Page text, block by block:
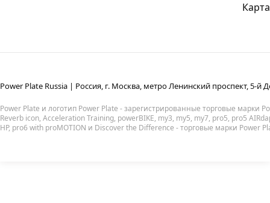
Power Plate Russia | Россия, г. Москва, метро Ленинский проспект, 5-
Power Plate и логотип Power Plate - зарегистрированные торговые марки
Reverb icon, Acceleration Training, powerBIKE, my3, my5, my7, pro5, pro5
HP, pro6 with proMOTION и Discover the Difference - торговые марки Power